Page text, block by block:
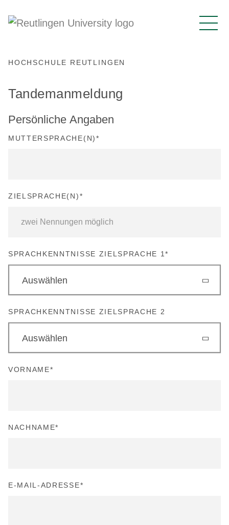
HOCHSCHULE REUTLINGEN
Tandemanmeldung
Persönliche Angaben
MUTTERSPRACHE(N)*
ZIELSPRACHE(N)*
SPRACHKENNTNISSE ZIELSPRACHE 1*
Auswählen
SPRACHKENNTNISSE ZIELSPRACHE 2
Auswählen
VORNAME*
NACHNAME*
E-MAIL-ADRESSE*